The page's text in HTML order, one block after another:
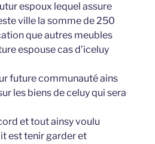
espoux lequel assure
ville la somme de 250
que autres meubles
espouse cas d’iceluy
future communauté ains
les biens de celuy qui sera
et tout ainsy voulu
est tenir garder et